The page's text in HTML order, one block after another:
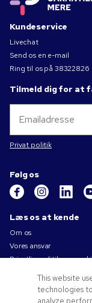
Kundeservice
Livechat
Send os en e-mail
Ring til os på 38322826
Tilmeld dig for at
Privat politik
Følg os
Læs os at kende
Om os
Vores ansvar
Privatlivspolitik og
Brugsvilkår
Salgsbetingelser
Karriere i Pens.com
This website
technologies
analyze